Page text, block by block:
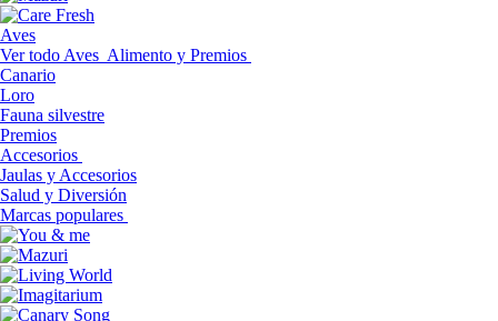
Aves
Ver todo Aves Alimento y Premios
Canario
Loro
Fauna silvestre
Premios
Accesorios
Jaulas y Accesorios
Salud y Diversión
Marcas populares